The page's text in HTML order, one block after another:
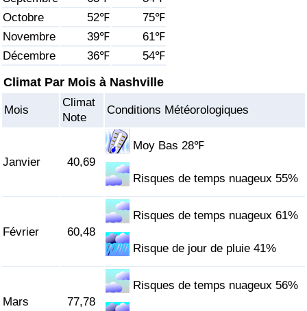
Octobre
52℉
75℉
Novembre
39℉
61℉
Décembre
36℉ 54℉
Climat Par Mois à Nashville
Mois
Climat
Note
Conditions Météorologiques
Janvier 40,69
Moy Bas 28℉
Risques de temps nuageux 55%
Février 60,48
Risques de temps nuageux 61%
Risque de jour de pluie 41%
Mars 77,78
Risques de temps nuageux 56%
Soins de santé
Indice des soins de santé (Actuel)
Indice des soins de santé par Pays
Pollution
Indice de Pollution (Actuel)
Indice de pollution
Indice de Pollution par Pays
Trafic